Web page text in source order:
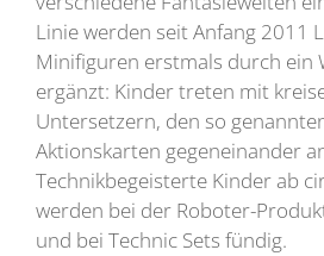
Linie werden seit Anfang 2011
Minifiguren erstmals durch ein
ergänzt: Kinder treten mit
Untersetzern, den so
Aktionskarten gegeneinander
Technikbegeisterte Kinder ab
werden bei der Roboter-
und bei Technic Sets fündig.